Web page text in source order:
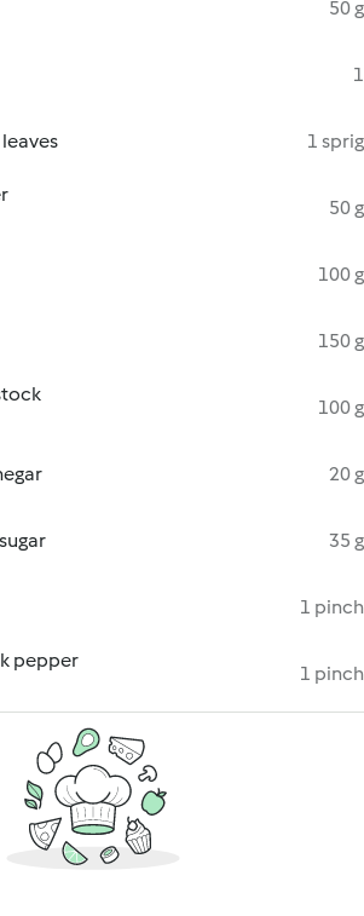
50 g
1
1 sprig
50 g
100 g
150 g
100 g
20 g
35 g
1 pinch
pepper
1 pinch